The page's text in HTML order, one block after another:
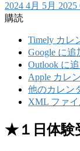
2024 4月 5月 2025
購読
Timely カレ
Google に追
Outlook に
Apple カレ
他のカレン
XML ファ
★１日体験